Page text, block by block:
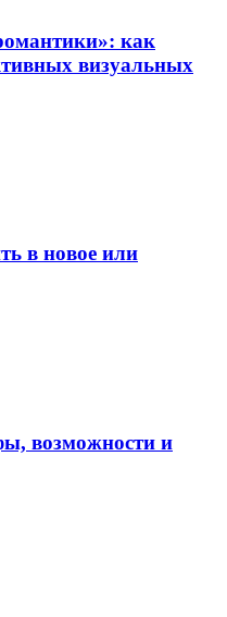
как
визуальных
в новое или
возможности и